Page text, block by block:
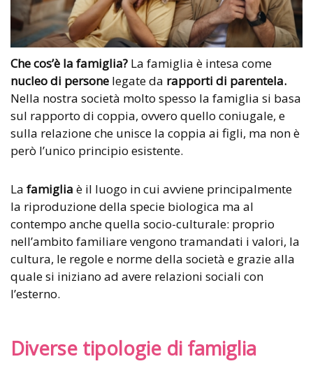
Che cos’è la famiglia? La famiglia è intesa come
nucleo di persone legate da rapporti di parentela.
Nella nostra società molto spesso la famiglia si basa
sul rapporto di coppia, ovvero quello coniugale, e
sulla relazione che unisce la coppia ai figli, ma non è
però l’unico principio esistente.
La famiglia è il luogo in cui avviene principalmente
la riproduzione della specie biologica ma al
contempo anche quella socio-culturale: proprio
nell’ambito familiare vengono tramandati i valori, la
cultura, le regole e norme della società e grazie alla
quale si iniziano ad avere relazioni sociali con
l’esterno.
Diverse tipologie di famiglia